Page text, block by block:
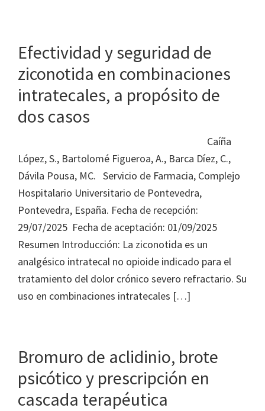
Efectividad y seguridad de
ziconotida en combinaciones
intratecales, a propósito de
dos casos
Caíña
López, S., Bartolomé Figueroa, A., Barca Díez, C.,
Dávila Pousa, MC. Servicio de Farmacia, Complejo
Hospitalario Universitario de Pontevedra,
Pontevedra, España. Fecha de recepción:
29/07/2025 Fecha de aceptación: 01/09/2025
Resumen Introducción: La ziconotida es un
analgésico intratecal no opioide indicado para el
tratamiento del dolor crónico severo refractario. Su
uso en combinaciones intratecales […]
Bromuro de aclidinio, brote
psicótico y prescripción en
cascada terapéutica